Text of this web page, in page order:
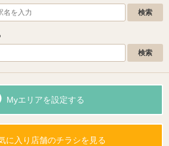
Myエリアを設定する
に入り店舗のチラシを見る